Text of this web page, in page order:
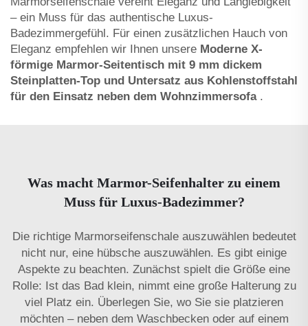
– ein Muss für das authentische Luxus-
Badezimmergefühl. Für einen zusätzlichen Hauch von
Eleganz empfehlen wir Ihnen unsere Moderne X-
förmige Marmor-Seitentisch mit 9 mm dickem
Steinplatten-Top und Untersatz aus Kohlenstoffstahl
für den Einsatz neben dem Wohnzimmersofa .
Was macht Marmor-Seifenhalter zu einem
Muss für Luxus-Badezimmer?
Die richtige Marmorseifenschale auszuwählen bedeutet
nicht nur, eine hübsche auszuwählen. Es gibt einige
Aspekte zu beachten. Zunächst spielt die Größe eine
Rolle: Ist das Bad klein, nimmt eine große Halterung zu
viel Platz ein. Überlegen Sie, wo Sie sie platzieren
möchten – neben dem Waschbecken oder auf einem